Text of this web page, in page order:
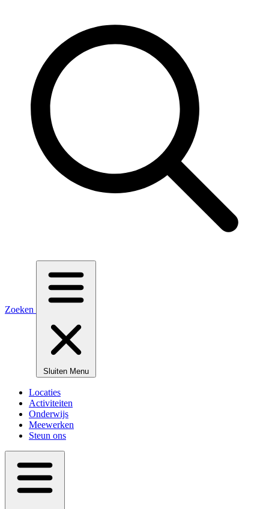
Zoeken
Sluiten Menu
Locaties
Activiteiten
Onderwijs
Meewerken
Steun ons